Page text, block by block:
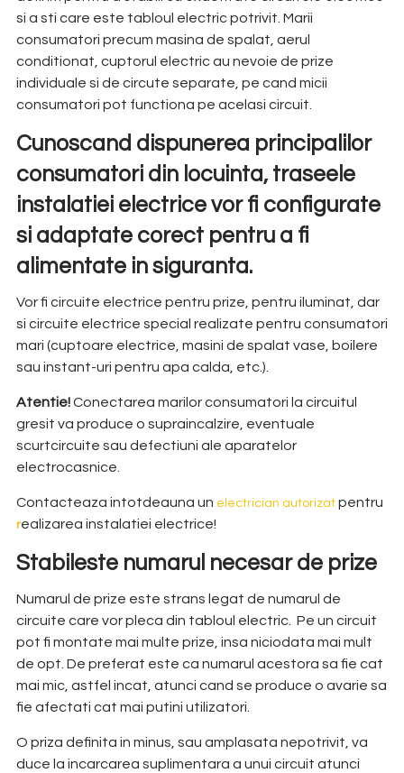
si a sti care este tabloul electric potrivit. Marii
consumatori precum masina de spalat, aerul
conditionat, cuptorul electric au nevoie de prize
individuale si de circute separate, pe cand micii
consumatori pot functiona pe acelasi circuit.
Cunoscand dispunerea principalilor
consumatori din locuinta, traseele
instalatiei electrice vor fi configurate
si adaptate corect pentru a fi
alimentate in siguranta.
Vor fi circuite electrice pentru prize, pentru iluminat, dar
si circuite electrice special realizate pentru consumatori
mari (cuptoare electrice, masini de spalat vase, boilere
sau instant-uri pentru apa calda, etc.).
Atentie!Conectarea marilor consumatori la circuitul
gresit va produce o supraincalzire, eventuale
scurtcircuite sau defectiuni ale aparatelor
electrocasnice.
Contacteaza intotdeauna un electrician autorizatpentru
realizarea instalatiei electrice!
Stabileste numarul necesar de prize
Numarul de prize este strans legat de numarul de
circuite care vor pleca din tabloul electric. Pe un circuit
pot fi montate mai multe prize, insa niciodata mai mult
de opt. De preferat este ca numarul acestora sa fie cat
mai mic, astfel incat, atunci cand se produce o avarie sa
fie afectati cat mai putini utilizatori.
O priza definita in minus, sau amplasata nepotrivit, va
duce la incarcarea suplimentara a unui circuit atunci